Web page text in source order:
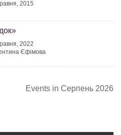
2015
2022
Єфімова
Events in Серпень 2026